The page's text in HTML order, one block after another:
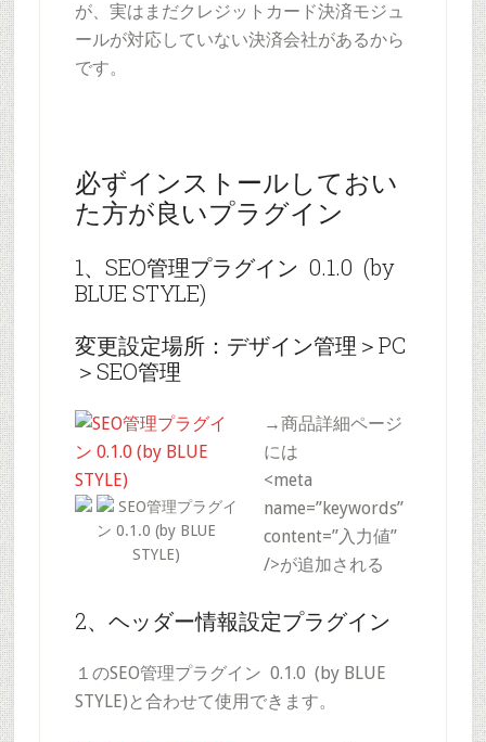
が、実はまだクレジットカード決済モジュ
ールが対応していない決済会社があるから
です。
必ずインストールしておい
た方が良いプラグイン
1、SEO管理プラグイン 0.1.0 (by
BLUE STYLE)
変更設定場所：デザイン管理＞PC
＞SEO管理
SEO管理プラグイ
ン 0.1.0 (by BLUE
STYLE)
→商品詳細ページ
には
<meta
name=”keywords”
content=”入力値”
/>が追加される
2、ヘッダー情報設定プラグイン
１のSEO管理プラグイン 0.1.0 (by BLUE
STYLE)と合わせて使用できます。